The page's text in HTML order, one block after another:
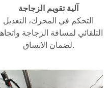
آلية تقويم الزجاجة
التحكم في المحرك، التعديل
التلقائي لمسافة الزجاجة
لضمان الاتساق.